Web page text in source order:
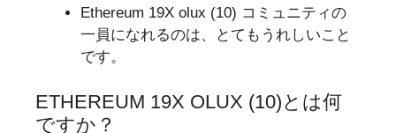
Ethereum 19X olux (10) コミュニティの
一員になれるのは、とてもうれしいこと
です。
ETHEREUM 19X OLUX (10)とは何
ですか？